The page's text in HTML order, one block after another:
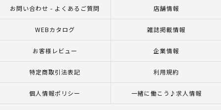
お問い合わせ - よくあるご質問 店舗情報
WEBカタログ 雑誌掲載情報
お客様レビュー 企業情報
特定商取引法表記 利用規約
個人情報ポリシー 一緒に働こう♪求人情報